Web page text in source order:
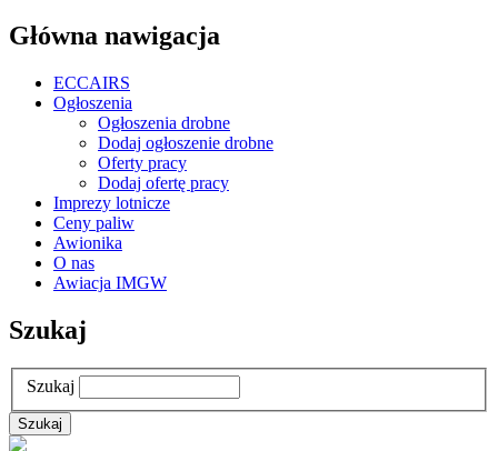
Główna nawigacja
ECCAIRS
Ogłoszenia
Ogłoszenia drobne
Dodaj ogłoszenie drobne
Oferty pracy
Dodaj ofertę pracy
Imprezy lotnicze
Ceny paliw
Awionika
O nas
Awiacja IMGW
Szukaj
Szukaj